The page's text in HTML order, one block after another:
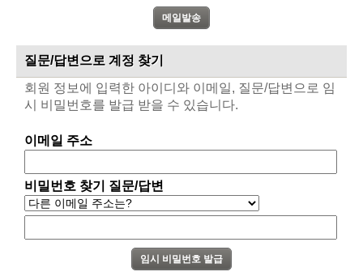
질문/답변으로 계정 찾기
회원 정보에 입력한 아이디와 이메일, 질문/답변으로 임
시 비밀번호를 발급 받을 수 있습니다.
이메일 주소
비밀번호 찾기 질문/답변